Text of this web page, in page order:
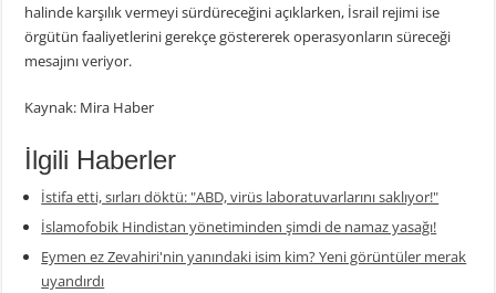
halinde karşılık vermeyi sürdüreceğini açıklarken, İsrail rejimi ise
örgütün faaliyetlerini gerekçe göstererek operasyonların süreceği
mesajını veriyor.
Kaynak: Mira Haber
İlgili Haberler
İstifa etti, sırları döktü: "ABD, virüs laboratuvarlarını saklıyor!"
İslamofobik Hindistan yönetiminden şimdi de namaz yasağı!
Eymen ez Zevahiri'nin yanındaki isim kim? Yeni görüntüler merak
uyandırdı